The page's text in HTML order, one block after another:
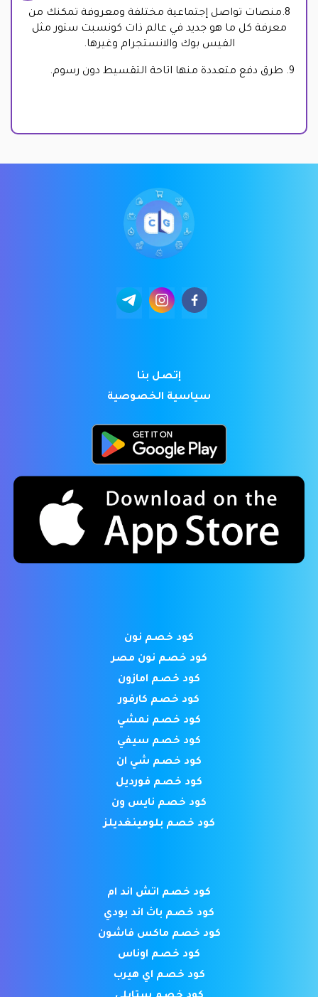
8.منصات تواصل إجتماعية مختلفة ومعروفة تمكنك من
معرفة كل ما هو جديد في عالم ذات كونسبت ستور مثل
الفيس بوك والانستجرام وغيرها.
9. طرق دفع متعددة منها اتاحة التقسيط دون رسوم.
إتصل بنا
سياسية الخصوصية
كود خصم نون
كود خصم نون مصر
كود خصم امازون
كود خصم كارفور
كود خصم نمشي
كود خصم سيفي
كود خصم شي ان
كود خصم فورديل
كود خصم نايس ون
كود خصم بلومينغديلز
كود خصم اتش اند ام
كود خصم باث اند بودي
كود خصم ماكس فاشون
كود خصم اوناس
كود خصم اي هيرب